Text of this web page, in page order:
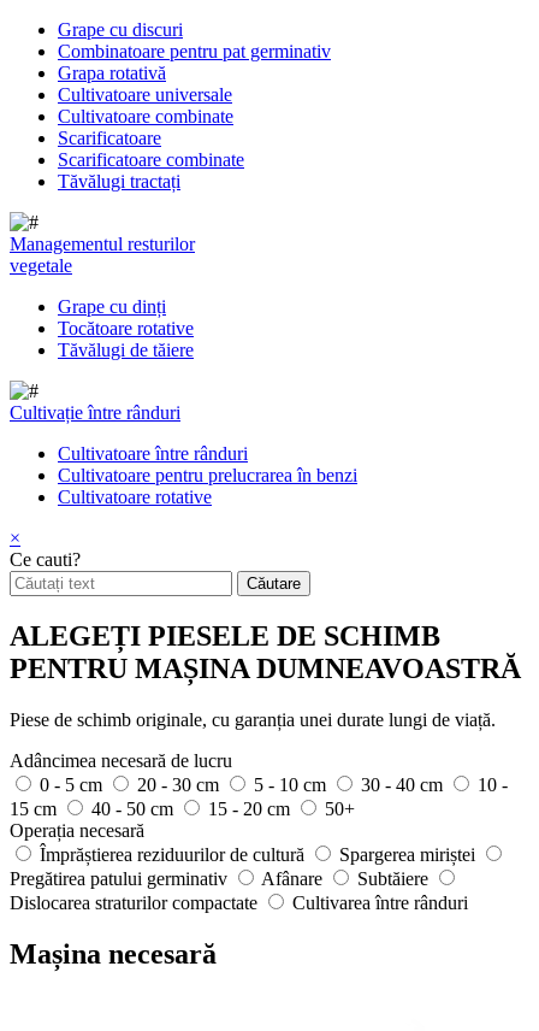
Grape cu discuri
Combinatoare pentru pat germinativ
Grapa rotativă
Cultivatoare universale
Cultivatoare combinate
Scarificatoare
Scarificatoare combinate
Tăvălugi tractați
Managementul resturilor
vegetale
Grape cu dinți
Tocătoare rotative
Tăvălugi de tăiere
Cultivație între rânduri
Cultivatoare între rânduri
Cultivatoare pentru prelucrarea în benzi
Cultivatoare rotative
×
Ce cauti?
ALEGEȚI PIESELE DE SCHIMB
PENTRU MAȘINA DUMNEAVOASTRĂ
Piese de schimb originale, cu garanția unei durate lungi de viață.
Adâncimea necesară de lucru
0 - 5 cm
20 - 30 cm 5 - 10 cm 30 - 40 cm
10 -
15 cm
40 - 50 cm 15 - 20 cm
50+
Operația necesară
Împrăștierea reziduurilor de cultură
Spargerea miriștei
Pregătirea patului germinativ
Afânare
Subtăiere
Dislocarea straturilor compactate
Cultivarea între rânduri
Mașina necesară